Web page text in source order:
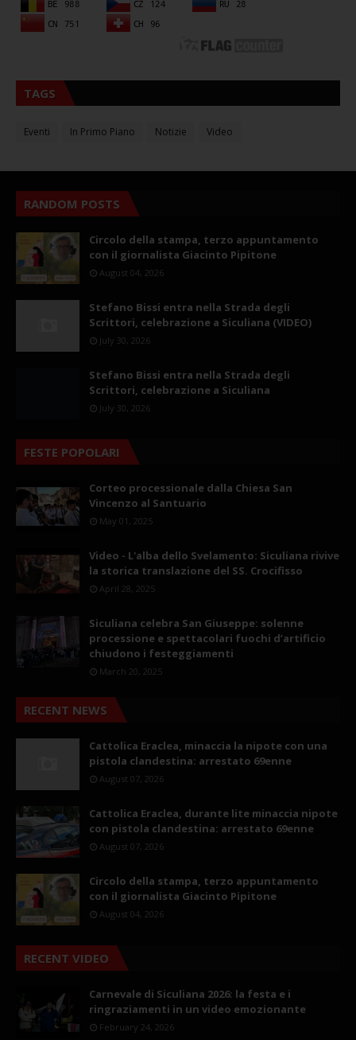
TAGS
Eventi In Primo Piano Notizie Video
RANDOM POSTS
Circolo della stampa, terzo appuntamento
con il giornalista Giacinto Pipitone
August 04, 2026
Stefano Bissi entra nella Strada degli
Scrittori, celebrazione a Siculiana (VIDEO)
July 30, 2026
Stefano Bissi entra nella Strada degli
Scrittori, celebrazione a Siculiana
July 30, 2026
FESTE POPOLARI
Corteo processionale dalla Chiesa San
Vincenzo al Santuario
May 01, 2025
Video - L'alba dello Svelamento: Siculiana rivive
la storica translazione del SS. Crocifisso
April 28, 2025
Siculiana celebra San Giuseppe: solenne
processione e spettacolari fuochi d’artificio
chiudono i festeggiamenti
March 20, 2025
RECENT NEWS
Cattolica Eraclea, minaccia la nipote con una
pistola clandestina: arrestato 69enne
August 07, 2026
Cattolica Eraclea, durante lite minaccia nipote
con pistola clandestina: arrestato 69enne
August 07, 2026
Circolo della stampa, terzo appuntamento
con il giornalista Giacinto Pipitone
August 04, 2026
RECENT VIDEO
Carnevale di Siculiana 2026: la festa e i
ringraziamenti in un video emozionante
February 24, 2026